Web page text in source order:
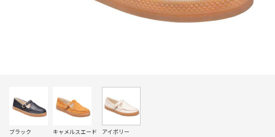
ブラック キャメルスエード アイボリー